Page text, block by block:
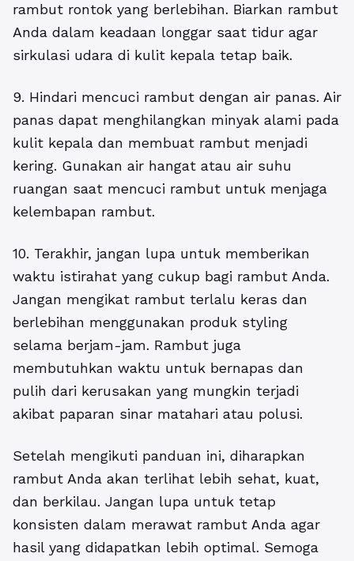
rambut rontok yang berlebihan. Biarkan rambut
Anda dalam keadaan longgar saat tidur agar
sirkulasi udara di kulit kepala tetap baik.
9. Hindari mencuci rambut dengan air panas. Air
panas dapat menghilangkan minyak alami pada
kulit kepala dan membuat rambut menjadi
kering. Gunakan air hangat atau air suhu
ruangan saat mencuci rambut untuk menjaga
kelembapan rambut.
10. Terakhir, jangan lupa untuk memberikan
waktu istirahat yang cukup bagi rambut Anda.
Jangan mengikat rambut terlalu keras dan
berlebihan menggunakan produk styling
selama berjam-jam. Rambut juga
membutuhkan waktu untuk bernapas dan
pulih dari kerusakan yang mungkin terjadi
akibat paparan sinar matahari atau polusi.
Setelah mengikuti panduan ini, diharapkan
rambut Anda akan terlihat lebih sehat, kuat,
dan berkilau. Jangan lupa untuk tetap
konsisten dalam merawat rambut Anda agar
hasil yang didapatkan lebih optimal. Semoga